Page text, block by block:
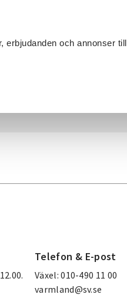
erbjudanden och annonser till
Telefon & E-post
Växel: 010-490 11 00
varmland@sv.se